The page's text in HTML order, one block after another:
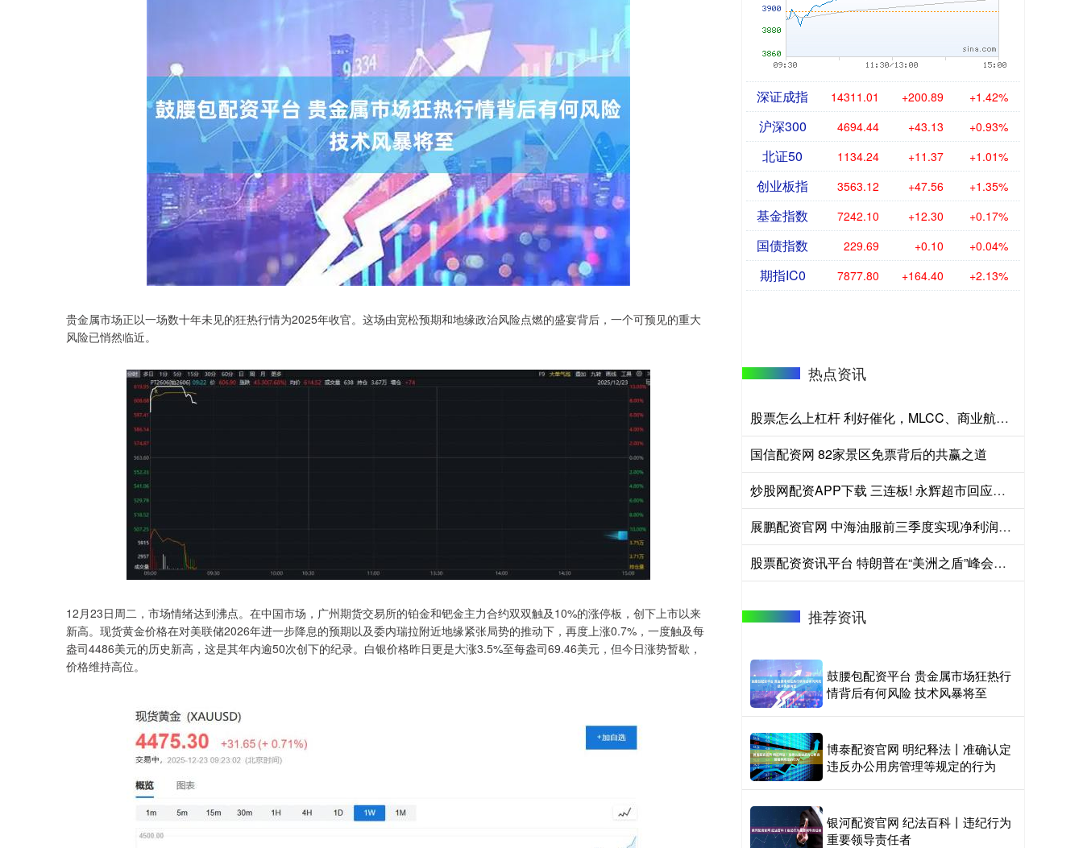
贵金属市场正以一场数十年未见的狂热行情为2025年收官。这场由宽松预期和地缘政治风险点燃的盛宴背后，一个可预见的重大
风险已悄然临近。
12月23日周二，市场情绪达到沸点。在中国市场，广州期货交易所的铂金和钯金主力合约双双触及10%的涨停板，创下上市以来
新高。现货黄金价格在对美联储2026年进一步降息的预期以及委内瑞拉附近地缘紧张局势的推动下，再度上涨0.7%，一度触及每
盎司4486美元的历史新高，这是其年内逾50次创下的纪录。白银价格昨日更是大涨3.5%至每盎司69.46美元，但今日涨势暂歇，
价格维持高位。
深证成指 14311.01 +200.89 +1.42%
沪深300 4694.44 +43.13 +0.93%
北证50 1134.24 +11.37 +1.01%
创业板指 3563.12 +47.56 +1.35%
基金指数 7242.10 +12.30 +0.17%
国债指数 229.69 +0.10 +0.04%
期指IC0 7877.80 +164.40 +2.13%
热点资讯
股票怎么上杠杆 利好催化，MLCC、商业航天概念领涨，华宝基金军工ETF（512810）冲击五连阳！机构：军工向上弹性积蓄
国信配资网 82家景区免票背后的共赢之道
炒股网配资APP下载 三连板! 永辉超市回应股价大涨
展鹏配资官网 中海油服前三季度实现净利润33.9亿元 同比增长28.6%
股票配资资讯平台 特朗普在“美洲之盾”峰会上敦促拉美领导人动用军力打击贩毒集团
推荐资讯
鼓腰包配资平台 贵金属市场狂热行
情背后有何风险 技术风暴将至
博泰配资官网 明纪释法丨准确认定
违反办公用房管理等规定的行为
银河配资官网 纪法百科丨违纪行为
重要领导责任者